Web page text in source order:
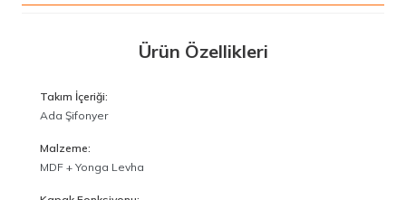
Ürün Özellikleri
Takım İçeriği:
Ada Şifonyer
Malzeme:
MDF + Yonga Levha